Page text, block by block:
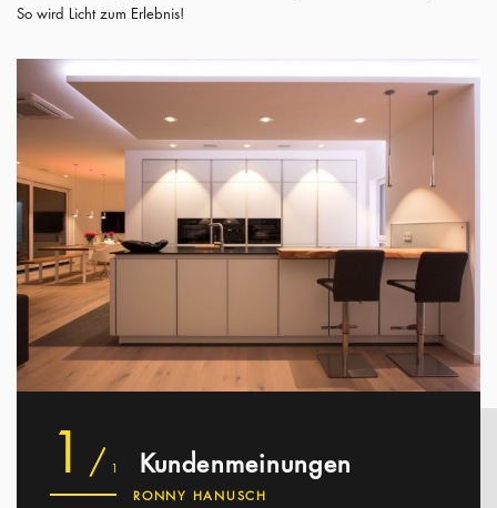
So wird Licht zum Erlebnis!
1 / 1 Kundenmeinungen
RONNY HANUSCH